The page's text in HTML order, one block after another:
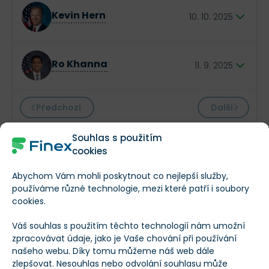
Souhlas s použitím
cookies
Abychom Vám mohli poskytnout co nejlepší služby,
používáme různé technologie, mezi které patří i soubory
cookies.
Váš souhlas s použitím těchto technologií nám umožní
zpracovávat údaje, jako je Vaše chování při používání
našeho webu. Díky tomu můžeme náš web dále
zlepšovat. Nesouhlas nebo odvolání souhlasu může
Americký kongresman, podnikatel
$XX XXX
Kevin Hern 10. 10. 2025
Americký kongresman, podnikatel
$XX XXX
Ro Khanna 11. 9. 2025
Americký kongresman
$XX XXX
Předchozí Další
Popis společnosti Royal Bank of Canada
Royal Bank of Canada působí jako diverzifikovaná
společnost poskytující finanční služby po celém světě.
Segment Personal & Commercial Banking společnosti
nabízí běžné a spořicí účty, financování bydlení,